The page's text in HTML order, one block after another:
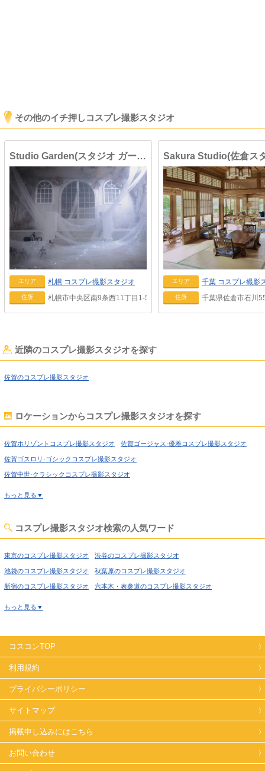
その他のイチ押しコスプレ撮影スタジオ
Studio Garden(スタジオ ガーデン)
エリア 札幌 コスプレ撮影スタジオ
住所 札幌市中央区南9条西11丁目1-5
Sakura Studio(佐倉ス
エリア 千葉 コスプレ撮影
住所 千葉県佐倉市石川
近隣のコスプレ撮影スタジオを探す
佐賀のコスプレ撮影スタジオ
ロケーションからコスプレ撮影スタジオを探す
佐賀ホリゾントコスプレ撮影スタジオ 佐賀ゴージャス·優雅コスプレ撮影スタジオ
佐賀ゴスロリ·ゴシックコスプレ撮影スタジオ
佐賀中世·クラシックコスプレ撮影スタジオ
佐賀猫足·バスタブコスプレ撮影スタジオ
佐賀屋上·バルコニーコスプレ撮影スタジオ
佐賀アイドルステージコスプレ撮影スタジオ
佐賀和室·古民家コスプレ撮影スタジオ
佐賀自然光コスプレ撮影スタジオ
佐賀プロジェクター撮影コスプレ撮影スタジオ
もっと見る▼
コスプレ撮影スタジオ検索の人気ワード
東京のコスプレ撮影スタジオ 渋谷のコスプレ撮影スタジオ
池袋のコスプレ撮影スタジオ 秋葉原のコスプレ撮影スタジオ
新宿のコスプレ撮影スタジオ 六本木・表参道のコスプレ撮影スタジオ
上野のコスプレ撮影スタジオ
日暮里のコスプレ撮影スタジオ
飯田橋のコスプレ撮影スタジオ 北千住のコスプレ撮影スタジオ
世田谷のコスプレ撮影スタジオ
蒲田のコスプレ撮影スタジオ
梅田のコスプレ撮影スタジオ
もっと見る▼
コスコンTOP
利用規約
プライバシーポリシー
サイトマップ
掲載申し込みにはこちら
お問い合わせ